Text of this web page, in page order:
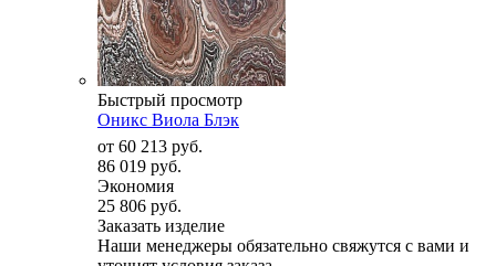
Быстрый просмотр
Оникс Виола Блэк
от 60 213 руб.
86 019 руб.
Экономия
25 806 руб.
Заказать изделие
Наши менеджеры обязательно свяжутся с вами и